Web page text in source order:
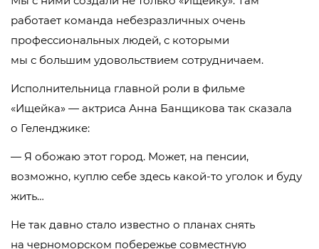
работает команда небезразличных очень
профессиональных людей, с которыми
мы с большим удовольствием сотрудничаем.
Исполнительница главной роли в фильме
«Ищейка» — актриса Анна Банщикова так сказала
о Геленджике:
— Я обожаю этот город. Может, на пенсии,
возможно, куплю себе здесь какой-то уголок и буду
жить…
Не так давно стало известно о планах снять
на черноморском побережье совместную